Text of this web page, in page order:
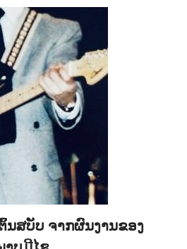
ນສບັບ ຈາກຜົນງານຂອງ